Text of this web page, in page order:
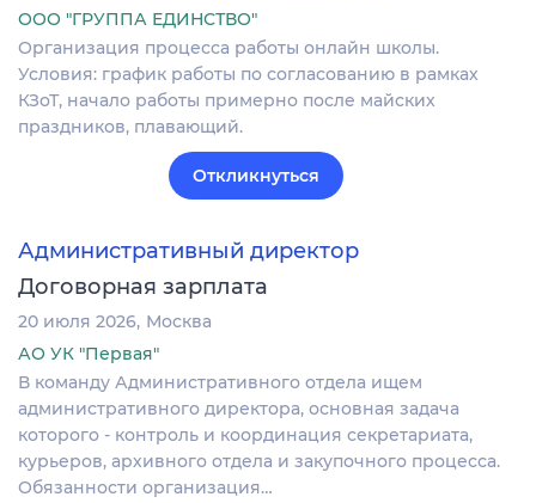
ООО "ГРУППА ЕДИНСТВО"
Организация процесса работы онлайн школы.
Условия: график работы по согласованию в рамках
КЗоТ, начало работы примерно после майских
праздников, плавающий.
Откликнуться
Административный директор
Договорная зарплата
20 июля 2026 Москва
АО УК "Первая"
В команду Административного отдела ищем
административного директора, основная задача
которого - контроль и координация секретариата,
курьеров, архивного отдела и закупочного процесса.
Обязанности организация…